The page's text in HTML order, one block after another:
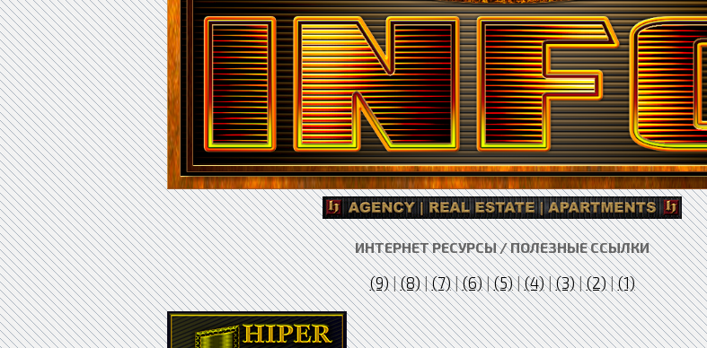
ИНТЕРНЕТ РЕСУРСЫ / ПОЛЕЗНЫЕ ССЫЛКИ
(9)|(8)|(7)|(6)|(5)|(4)|(3)|(2)|(1)